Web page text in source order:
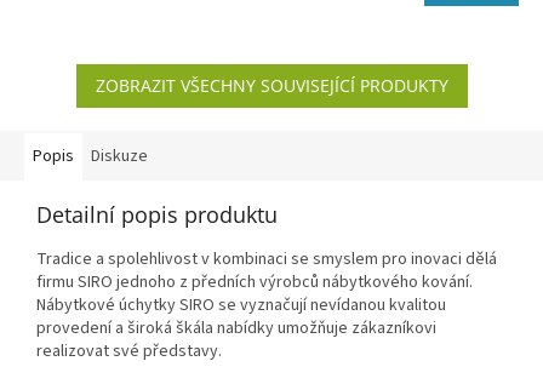
ZOBRAZIT VŠECHNY SOUVISEJÍCÍ PRODUKTY
Popis Diskuze
Detailní popis produktu
Tradice a spolehlivost v kombinaci se smyslem pro inovaci dělá
firmu SIRO jednoho z předních výrobců nábytkového kování.
Nábytkové úchytky SIRO se vyznačují nevídanou kvalitou
provedení a široká škála nabídky umožňuje zákazníkovi
realizovat své představy.